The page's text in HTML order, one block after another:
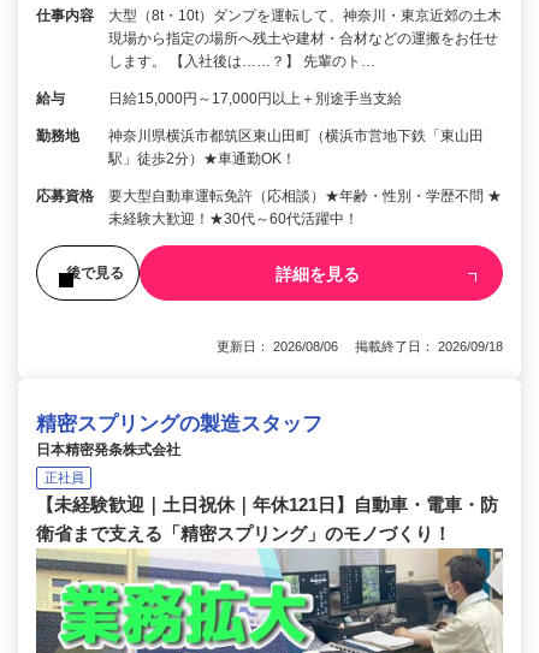
仕事内容
大型（8t・10t）ダンプを運転して、神奈川・東京近郊の土木
現場から指定の場所へ残土や建材・合材などの運搬をお任せ
します。 【入社後は……？】 先輩のト…
給与 日給15,000円～17,000円以上＋別途手当支給
勤務地
神奈川県横浜市都筑区東山田町（横浜市営地下鉄「東山田
駅」徒歩2分）★車通勤OK！
応募資格
要大型自動車運転免許（応相談）★年齢・性別・学歴不問 ★
未経験大歓迎！★30代～60代活躍中！
後で見る 詳細を見る
更新日： 2026/08/06 掲載終了日： 2026/09/18
精密スプリングの製造スタッフ
日本精密発条株式会社
正社員
【未経験歓迎｜土日祝休｜年休121日】自動車・電車・防
衛省まで支える「精密スプリング」のモノづくり！